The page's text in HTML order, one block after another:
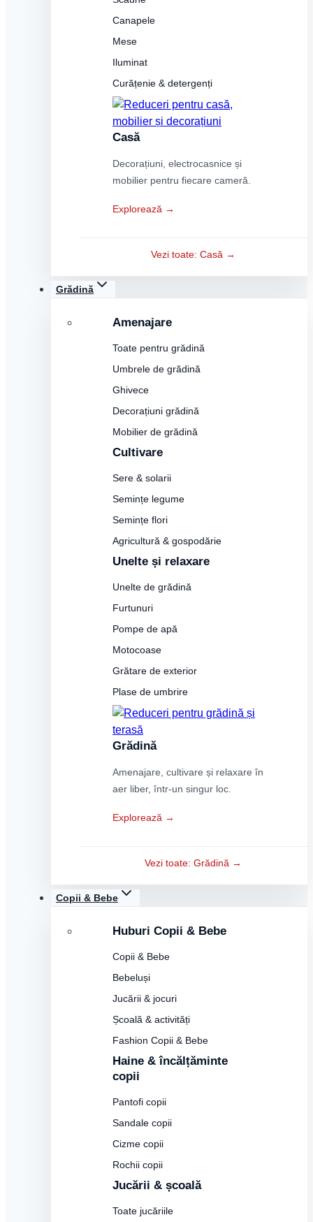
Canapele
Mese
Iluminat
Curățenie & detergenți
Casă
Decorațiuni, electrocasnice și
mobilier pentru fiecare cameră.
Explorează →
Vezi toate: Casă →
Grădină
Amenajare
Toate pentru grădină
Umbrele de grădină
Ghivece
Decorațiuni grădină
Mobilier de grădină
Cultivare
Sere & solarii
Semințe legume
Semințe flori
Agricultură & gospodărie
Unelte și relaxare
Unelte de grădină
Furtunuri
Pompe de apă
Motocoase
Grătare de exterior
Plase de umbrire
Grădină
Amenajare, cultivare și relaxare în
aer liber, într-un singur loc.
Explorează →
Vezi toate: Grădină →
Copii & Bebe
Huburi Copii & Bebe
Copii & Bebe
Bebeluși
Jucării & jocuri
Școală & activități
Fashion Copii & Bebe
Haine & încălțăminte
copii
Pantofi copii
Sandale copii
Cizme copii
Rochii copii
Jucării & școală
Toate jucăriile